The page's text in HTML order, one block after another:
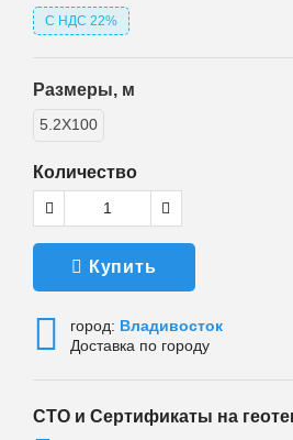
С НДС 22%
Размеры, м
5.2X100
Количество
Купить
город: Владивосток
Доставка по городу
СТО и Сертификаты на